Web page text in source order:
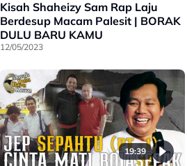
Kisah Shaheizy Sam Rap Laju
Berdesup Macam Palesit | BORAK
DULU BARU KAMU
12/05/2023
19:39